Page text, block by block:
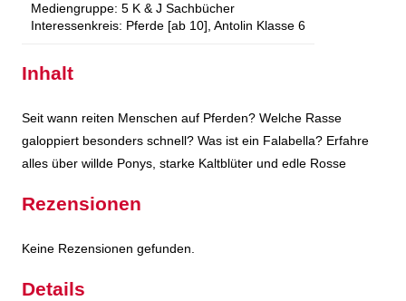
Mediengruppe: 5 K & J Sachbücher
Interessenkreis: Pferde [ab 10], Antolin Klasse 6
Inhalt
Seit wann reiten Menschen auf Pferden? Welche Rasse
galoppiert besonders schnell? Was ist ein Falabella? Erfahre
alles über willde Ponys, starke Kaltblüter und edle Rosse
Rezensionen
Keine Rezensionen gefunden.
Details